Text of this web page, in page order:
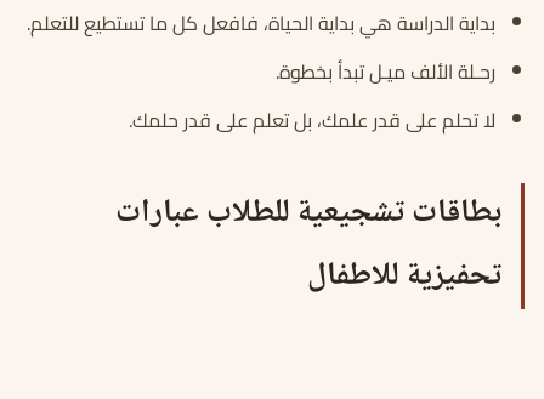
بداية الدراسة هي بداية الحياة، فافعل كل ما تستطيع للتعلم.
رحـلة الألف ميـل تبدأ بخطوة.
لا تحلم على قدر علمك، بل تعلم على قدر حلمك.
بطاقات تشجيعية للطلاب عبارات
تحفيزية للاطفال